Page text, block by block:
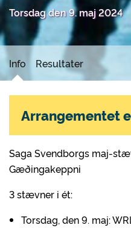
Torsdag den 9. maj 2024
Info Resultater
Saga Svendborgs maj-
Gæðingakeppni
3 stævner i ét:
Torsdag, den 9. maj:
Arrangementet